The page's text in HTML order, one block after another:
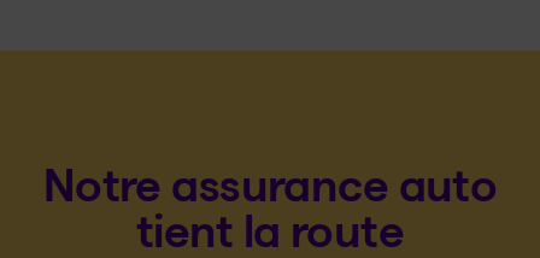
Notre assurance auto
tient la route